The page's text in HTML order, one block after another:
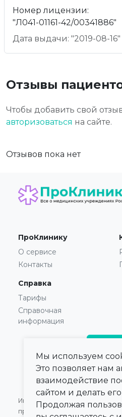
Номер лицензии:
"Л041-01161-42/00341886"
Дата выдачи: "2019-08-16"
Отзывы
Чтобы добавить свой
авторизоваться на сайте.
Отзывов пока нет
ПроКлинику
О сервисе
Контакты
Справка
Тарифы
Справочная
информация
Информация,
представленная на сайте,
Мы используем
Это позволяет нам
взаимодействие
сайтом и делать
Продолжая